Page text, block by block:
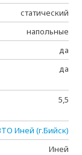
статический
напольные
да
да
5,5
Иней (г.Бийск)
Иней